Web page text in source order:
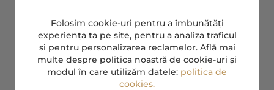
Folosim cookie-uri pentru a îmbunătăți
experiența ta pe site, pentru a analiza traficul
si pentru personalizarea reclamelor. Află mai
multe despre politica noastră de cookie-uri și
modul în care utilizăm datele: politica de
cookies.